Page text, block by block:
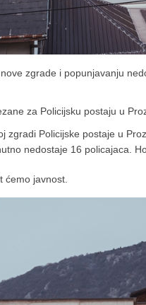
zgrade i popunjavanju
za Policijsku postaju u
zgradi Policijske postaje u
nedostaje 16 policajaca.
ćemo javnost.